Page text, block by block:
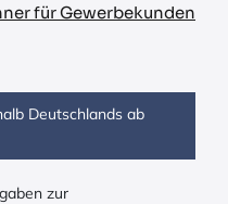
für Gewerbekunden
Deutschlands ab
zur